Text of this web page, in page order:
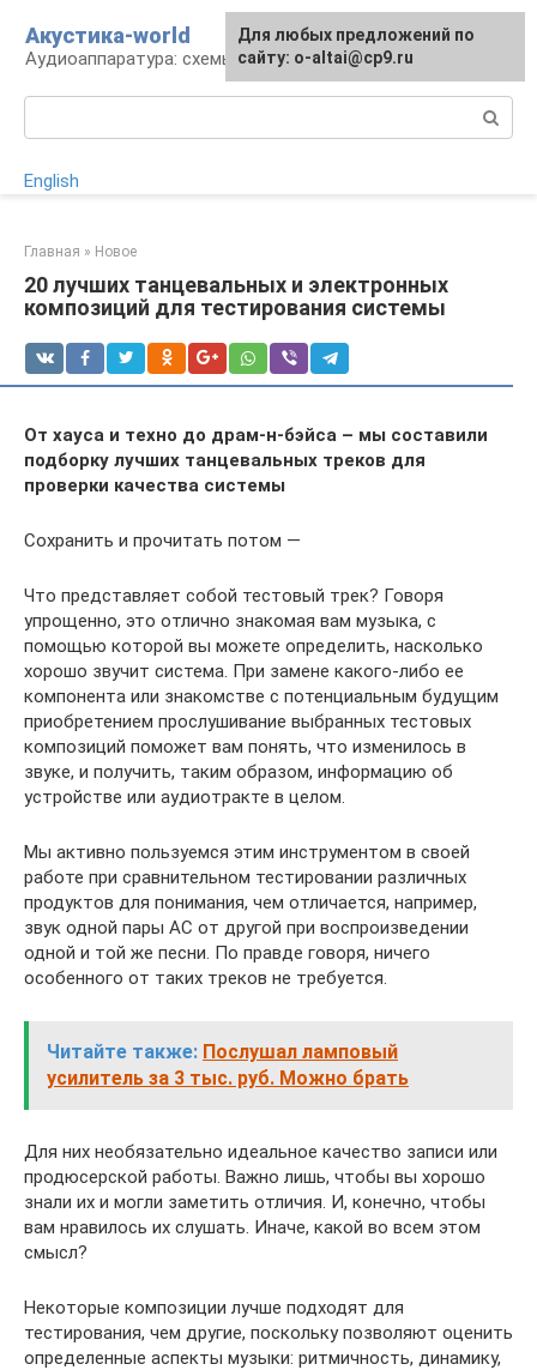
контенту
Акустика-world
Аудиоаппаратура: схемы и работа
English
Главная » Новое
20 лучших танцевальных и электронных
композиций для тестирования системы
От хауса и техно до драм-н-бэйса – мы составили
подборку лучших танцевальных треков для
проверки качества системы
Сохранить и прочитать потом —
Что представляет собой тестовый трек? Говоря
упрощенно, это отлично знакомая вам музыка, с
помощью которой вы можете определить, насколько
хорошо звучит система. При замене какого-либо ее
компонента или знакомстве с потенциальным будущим
приобретением прослушивание выбранных тестовых
композиций поможет вам понять, что изменилось в
звуке, и получить, таким образом, информацию об
устройстве или аудиотракте в целом.
Мы активно пользуемся этим инструментом в своей
работе при сравнительном тестировании различных
продуктов для понимания, чем отличается, например,
звук одной пары АС от другой при воспроизведении
одной и той же песни. По правде говоря, ничего
особенного от таких треков не требуется.
Читайте также: Послушал ламповый
усилитель за 3 тыс. руб. Можно брать
Для них необязательно идеальное качество записи или
продюсерской работы. Важно лишь, чтобы вы хорошо
знали их и могли заметить отличия. И, конечно, чтобы
вам нравилось их слушать. Иначе, какой во всем этом
смысл?
Некоторые композиции лучше подходят для
тестирования, чем другие, поскольку позволяют оценить
определенные аспекты музыки: ритмичность, динамику,
Для любых предложений по
сайту: o-altai@cp9.ru